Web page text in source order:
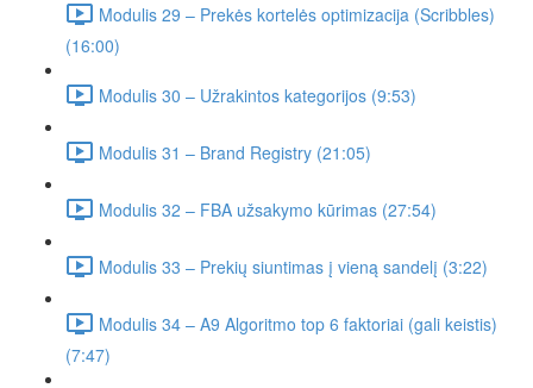
Modulis 29 – Prekės kortelės optimizacija (Scribbles)
(16:00)
Modulis 30 – Užrakintos kategorijos (9:53)
Modulis 31 – Brand Registry (21:05)
Modulis 32 – FBA užsakymo kūrimas (27:54)
Modulis 33 – Prekių siuntimas į vieną sandelį (3:22)
Modulis 34 – A9 Algoritmo top 6 faktoriai (gali keistis)
(7:47)